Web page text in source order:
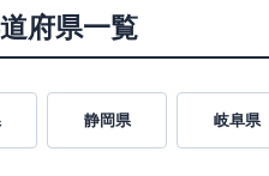
府県一覧
静岡県 岐阜県